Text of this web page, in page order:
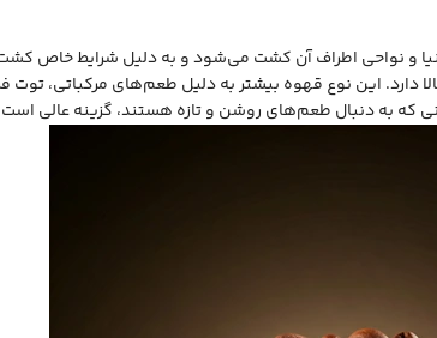
و نواحی اطراف آن کشت می‌شود و به دلیل شرایط خاص
دارد. این نوع قهوه بیشتر به دلیل طعم‌های مرکباتی،
که به دنبال طعم‌های روشن و تازه هستند، گزینه عالی